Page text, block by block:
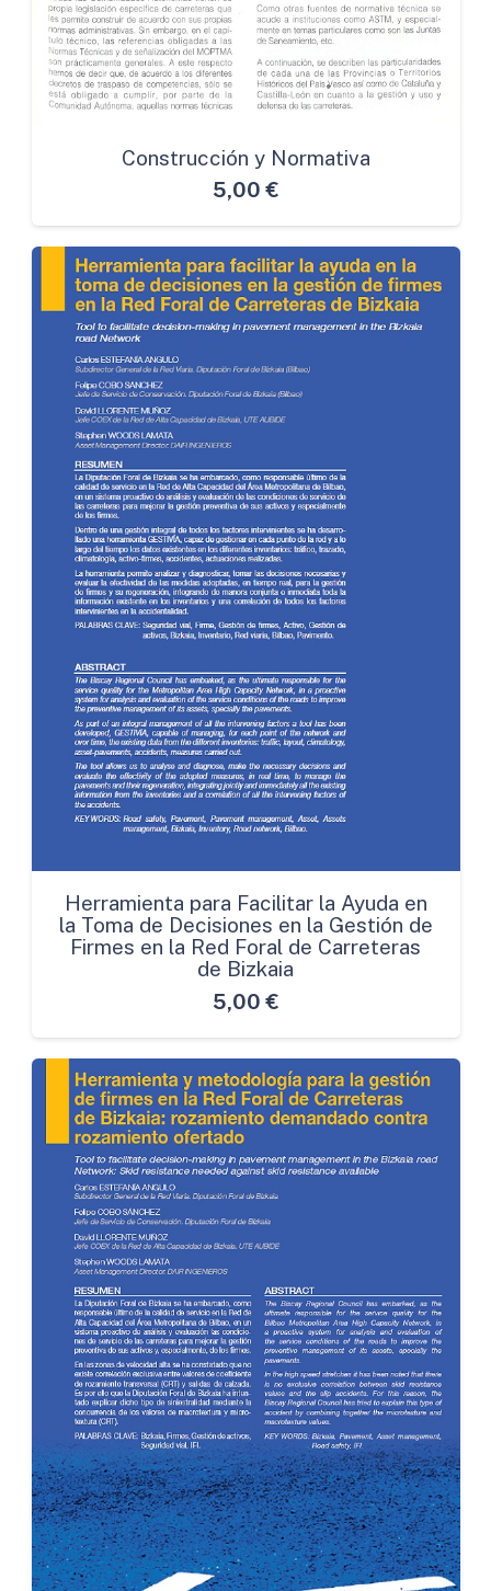
Construcción y Normativa
5,00 €
Herramienta para Facilitar la Ayuda en
la Toma de Decisiones en la Gestión de
Firmes en la Red Foral de Carreteras
de Bizkaia
5,00 €